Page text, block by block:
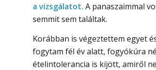
a vizsgálatot. A panaszaimmal
semmit sem találtak.
Korábban is végeztettem egyet
fogytam fél év alatt, fogyókúra
ételintolerancia is kijött, amiről